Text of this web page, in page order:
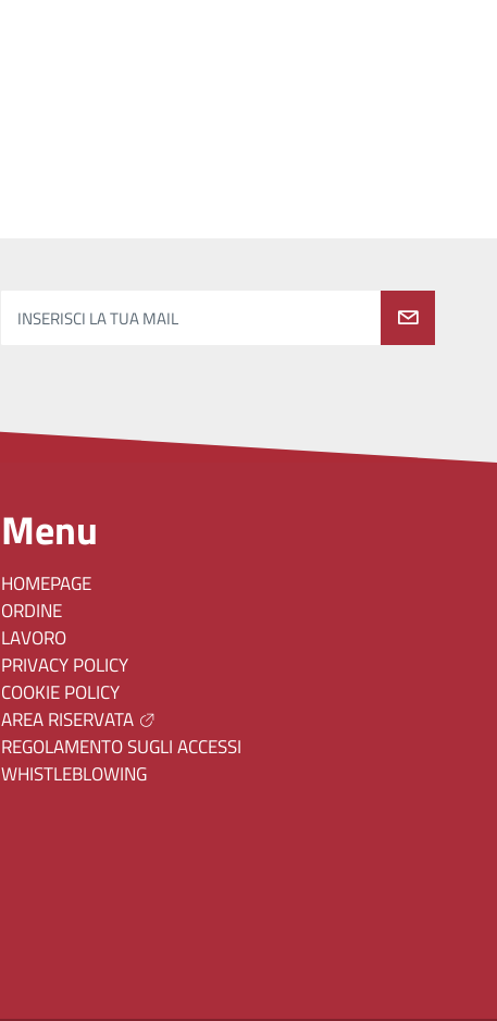
INSERISCI LA TUA MAIL
Menu
HOMEPAGE
ORDINE
LAVORO
PRIVACY POLICY
COOKIE POLICY
AREA RISERVATA
REGOLAMENTO SUGLI ACCESSI
WHISTLEBLOWING